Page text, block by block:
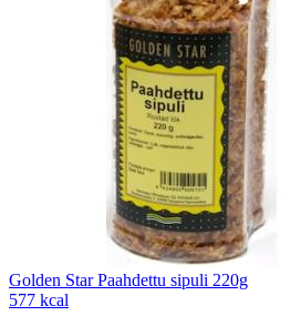
Golden Star Paahdettu sipuli 220g
577 kcal